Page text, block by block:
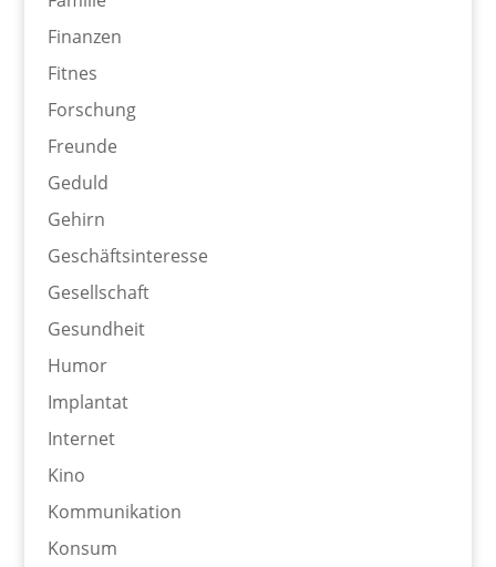
Finanzen
Fitnes
Forschung
Freunde
Geduld
Gehirn
Geschäftsinteresse
Gesellschaft
Gesundheit
Humor
Implantat
Internet
Kino
Kommunikation
Konsum